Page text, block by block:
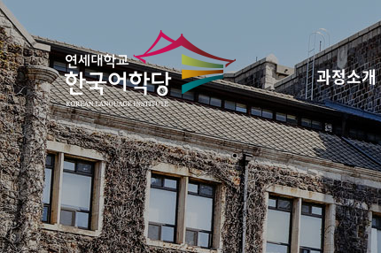
과정소개